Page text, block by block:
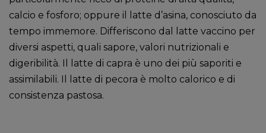
calcio e fosforo; oppure il latte d’asina, conosciuto da
tempo immemore. Differiscono dal latte vaccino per
diversi aspetti, quali sapore, valori nutrizionali e
digeribilità. Il latte di capra è uno dei più saporiti e
assimilabili. Il latte di pecora è molto calorico e di
consistenza pastosa.